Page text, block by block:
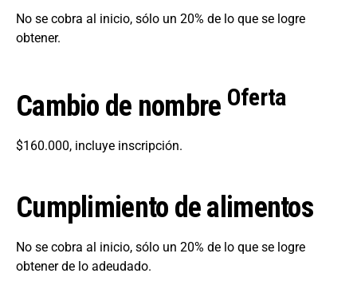
No se cobra al inicio, sólo un 20% de lo que se logre
obtener.
Cambio de nombre Oferta
$160.000, incluye inscripción.
Cumplimiento de alimentos
No se cobra al inicio, sólo un 20% de lo que se logre
obtener de lo adeudado.